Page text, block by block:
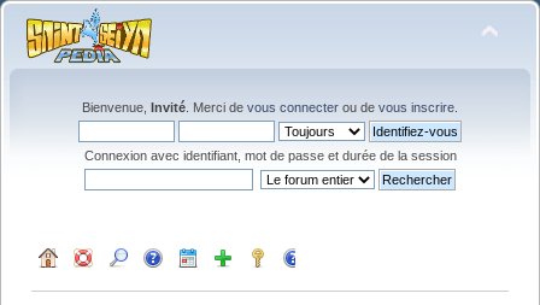
Bienvenue, Invité . Merci de vous connecter ou de vous inscrire
Connexion avec identifiant, mot de passe et durée de la session